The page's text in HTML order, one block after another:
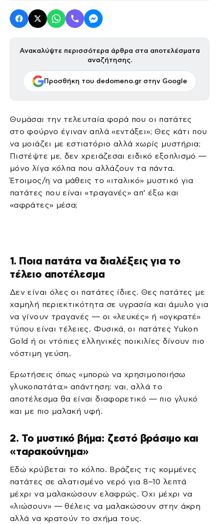
Ανακαλύψτε περισσότερα άρθρα στα αποτελέσματα
αναζήτησης.
Προσθήκη του dedomeno.gr στην Google
Θυμάσαι την τελευταία φορά που οι πατάτες
στο φούρνο έγιναν απλά «εντάξει»; Θες κάτι που
να μοιάζει με εστιατόριο αλλά χωρίς μυστήρια;
Πιστέψτε με, δεν χρειάζεσαι ειδικό εξοπλισμό —
μόνο λίγα κόλπα που αλλάζουν τα πάντα.
Έτοιμος/η να μάθεις το «ιταλικό» μυστικό για
πατάτες που είναι «τραγανές» απ’ έξω και
«αφράτες» μέσα;
1. Ποια πατάτα να διαλέξεις για το
τέλειο αποτέλεσμα
Δεν είναι όλες οι πατάτες ίδιες. Θες πατάτες με
χαμηλή περιεκτικότητα σε υγρασία και άμυλο για
να γίνουν τραγανές — οι «λευκές» ή «ογκρατέ»
τύπου είναι τέλειες. Φυσικά, οι πατάτες Yukon
Gold ή οι ντόπιες ελληνικές ποικιλίες δίνουν πιο
νόστιμη γεύση.
Ερωτήσεις όπως «μπορώ να χρησιμοποιήσω
γλυκοπατάτα;» απάντηση: ναι, αλλά το
αποτέλεσμα θα είναι διαφορετικό — πιο γλυκό
και με πιο μαλακή υφή.
2. Το μυστικό βήμα: ζεστό βράσιμο και
«ταρακούνημα»
Εδώ κρύβεται το κόλπο. Βράζεις τις κομμένες
πατάτες σε αλατισμένο νερό για 8–10 λεπτά
μέχρι να μαλακώσουν ελαφρώς. Όχι μέχρι να
«λιώσουν» — θέλεις να μαλακώσουν στην άκρη
αλλά να κρατούν το σχήμα τους.